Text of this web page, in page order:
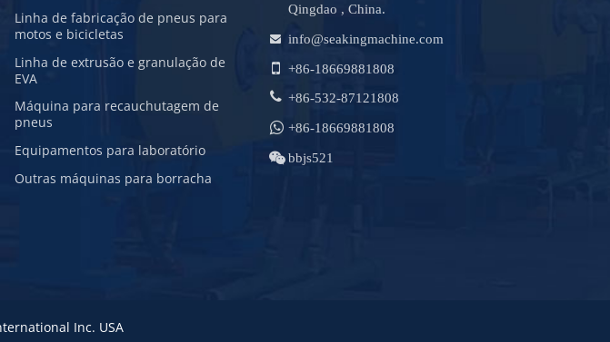
Linha de fabricação de pneus para
motos e bicicletas
Linha de extrusão e granulação de
EVA
Máquina para recauchutagem de
pneus
Equipamentos para laboratório
Outras máquinas para borracha
Qingdao , China.
info@seakingmachine.com
+86-18669881808
+86-532-87121808
+86-18669881808
bbjs521
Inc. USA